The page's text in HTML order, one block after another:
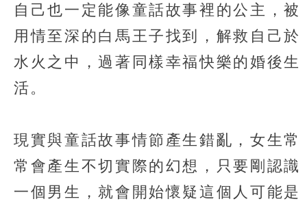
自己也一定能像童話故事裡的公主，被
用情至深的白馬王子找到，解救自己於
水火之中，過著同樣幸福快樂的婚後生
活。
現實與童話故事情節產生錯亂，女生常
常會產生不切實際的幻想，只要剛認識
一個男生，就會開始懷疑這個人可能是